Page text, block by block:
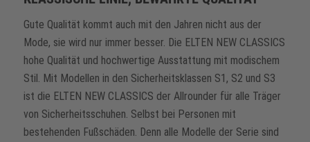
Gute Qualität kommt auch mit den Jahren nicht aus der
Mode, sie wird nur immer besser. Die ELTEN NEW CLASSICS
hohe Qualität und hochwertige Ausstattung mit modischem
Stil. Mit Modellen in den Sicherheitsklassen S1, S2 und S3
ist die ELTEN NEW CLASSICS der Allrounder für alle Träger
von Sicherheitsschuhen. Selbst bei Personen mit
bestehenden Fußschäden. Denn alle Modelle der Serie sind